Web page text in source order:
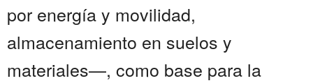
por energía y movilidad,
almacenamiento en suelos y
materiales—, como base para la